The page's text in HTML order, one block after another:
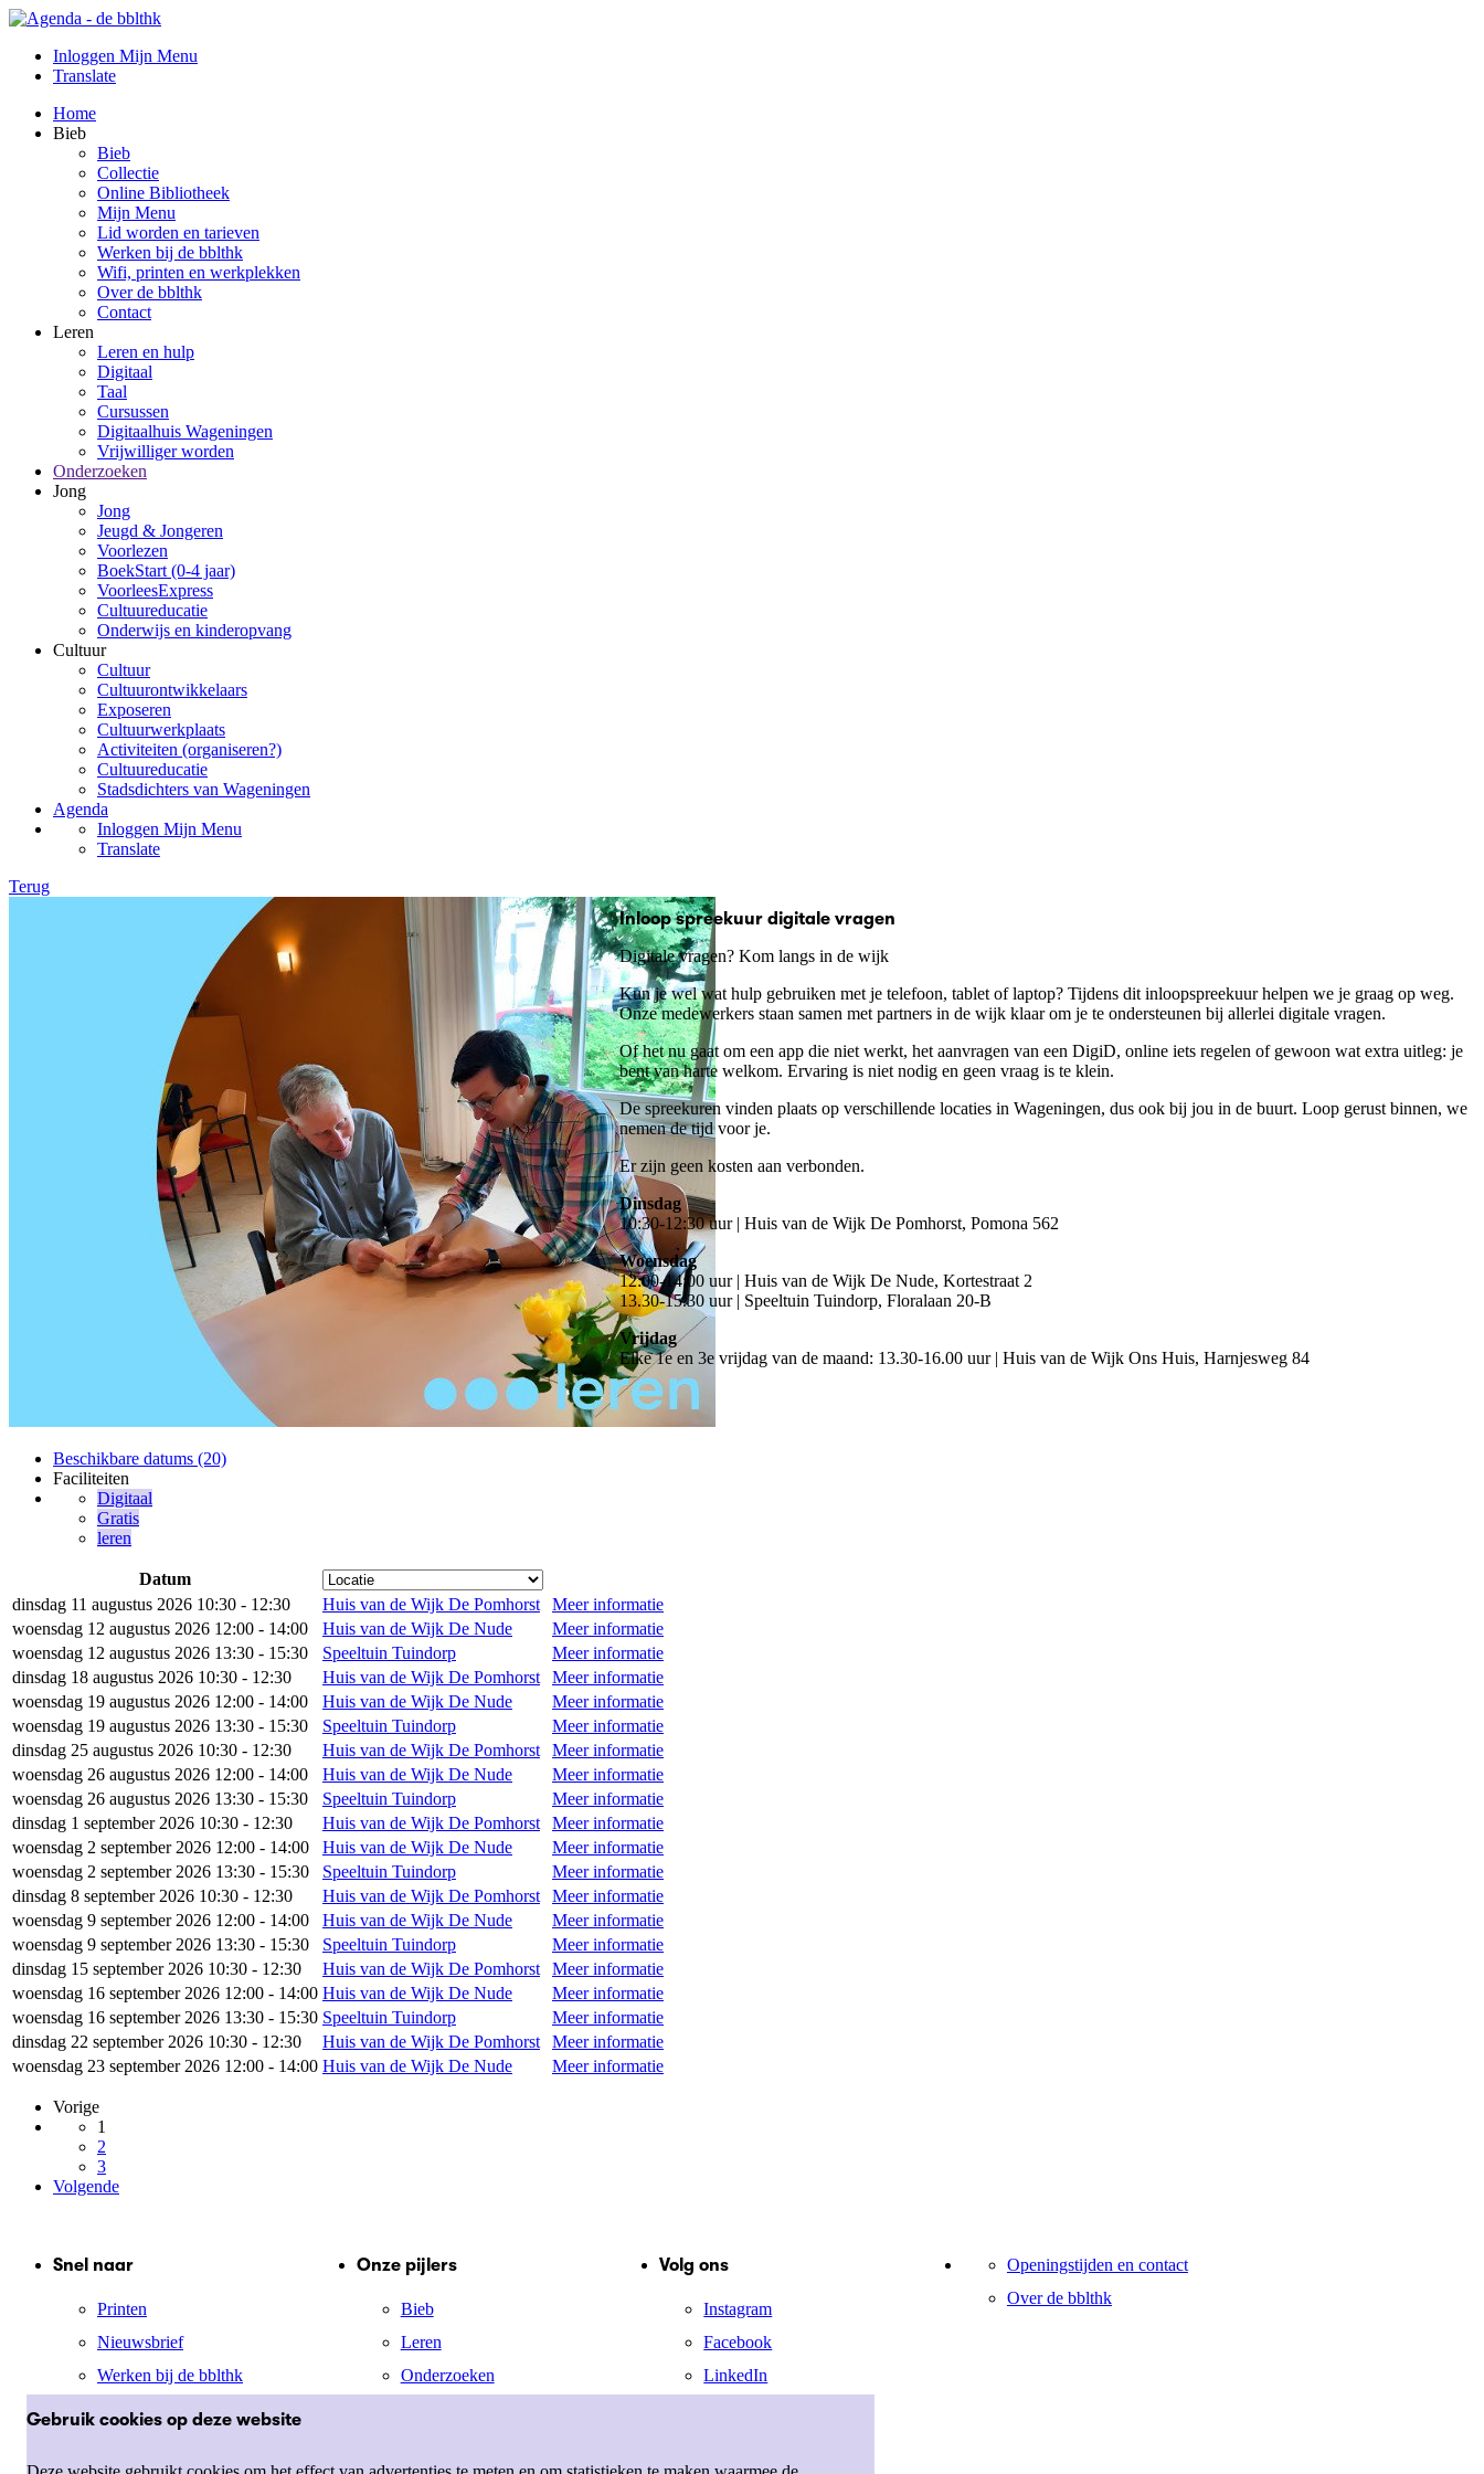
Gebruik cookies op deze website
Inloggen Mijn Menu
Translate
Home
Bieb
Bieb
Collectie
Online Bibliotheek
Mijn Menu
Lid worden en tarieven
Werken bij de bblthk
Wifi, printen en werkplekken
Over de bblthk
Contact
Leren
Leren en hulp
Digitaal
Taal
Cursussen
Digitaalhuis Wageningen
Vrijwilliger worden
Onderzoeken
Jong
Jong
Jeugd & Jongeren
Voorlezen
BoekStart (0-4 jaar)
VoorleesExpress
Cultuureducatie
Onderwijs en kinderopvang
Cultuur
Cultuur
Cultuurontwikkelaars
Exposeren
Cultuurwerkplaats
Activiteiten (organiseren?)
Cultuureducatie
Stadsdichters van Wageningen
Agenda
Inloggen Mijn Menu
Translate
Terug
Beschikbare datums (20)
Faciliteiten
Digitaal
Gratis
leren
Inloop spreekuur digitale vragen
Digitale vragen? Kom langs in de wijk
Kun je wel wat hulp gebruiken met je telefoon, tablet of laptop? Tijdens dit inloopspreekuur helpen we je graag op weg.
Onze medewerkers staan samen met partners in de wijk klaar om je te ondersteunen bij allerlei digitale vragen.
Of het nu gaat om een app die niet werkt, het aanvragen van een DigiD, online iets regelen of gewoon wat extra uitleg: je
bent van harte welkom. Ervaring is niet nodig en geen vraag is te klein.
De spreekuren vinden plaats op verschillende locaties in Wageningen, dus ook bij jou in de buurt. Loop gerust binnen, we
nemen de tijd voor je.
Er zijn geen kosten aan verbonden.
Dinsdag
10:30-12:30 uur | Huis van de Wijk De Pomhorst, Pomona 562
Woensdag
12:00-14:00 uur | Huis van de Wijk De Nude, Kortestraat 2
13.30-15.30 uur | Speeltuin Tuindorp, Floralaan 20-B
Vrijdag
Elke 1e en 3e vrijdag van de maand: 13.30-16.00 uur | Huis van de Wijk Ons Huis, Harnjesweg 84
Datum
dinsdag 11 augustus 2026 10:30 - 12:30
Huis van de Wijk De Pomhorst
Meer informatie
woensdag 12 augustus 2026 12:00 - 14:00
Huis van de Wijk De Nude
Meer informatie
woensdag 12 augustus 2026 13:30 - 15:30
Speeltuin Tuindorp
Meer informatie
dinsdag 18 augustus 2026 10:30 - 12:30
Huis van de Wijk De Pomhorst
Meer informatie
woensdag 19 augustus 2026 12:00 - 14:00
Huis van de Wijk De Nude
Meer informatie
woensdag 19 augustus 2026 13:30 - 15:30
Speeltuin Tuindorp
Meer informatie
dinsdag 25 augustus 2026 10:30 - 12:30
Huis van de Wijk De Pomhorst
Meer informatie
woensdag 26 augustus 2026 12:00 - 14:00
Huis van de Wijk De Nude
Meer informatie
woensdag 26 augustus 2026 13:30 - 15:30
Speeltuin Tuindorp
Meer informatie
dinsdag 1 september 2026 10:30 - 12:30
Huis van de Wijk De Pomhorst
Meer informatie
woensdag 2 september 2026 12:00 - 14:00
Huis van de Wijk De Nude
Meer informatie
woensdag 2 september 2026 13:30 - 15:30
Speeltuin Tuindorp
Meer informatie
dinsdag 8 september 2026 10:30 - 12:30
Huis van de Wijk De Pomhorst
Meer informatie
woensdag 9 september 2026 12:00 - 14:00
Huis van de Wijk De Nude
Meer informatie
woensdag 9 september 2026 13:30 - 15:30
Speeltuin Tuindorp
Meer informatie
dinsdag 15 september 2026 10:30 - 12:30
Huis van de Wijk De Pomhorst
Meer informatie
woensdag 16 september 2026 12:00 - 14:00 Huis van de Wijk De Nude
Meer informatie
woensdag 16 september 2026 13:30 - 15:30 Speeltuin Tuindorp
Meer informatie
dinsdag 22 september 2026 10:30 - 12:30
Huis van de Wijk De Pomhorst
Meer informatie
woensdag 23 september 2026 12:00 - 14:00 Huis van de Wijk De Nude Meer informatie
Vorige
1
2
3
Volgende
Snel naar
Printen
Nieuwsbrief
Werken bij de bblthk
Mijn menu
Onze pijlers
Bieb
Leren
Onderzoeken
Volg ons
Instagram
Facebook
LinkedIn
Openingstijden en contact
Over de bblthk